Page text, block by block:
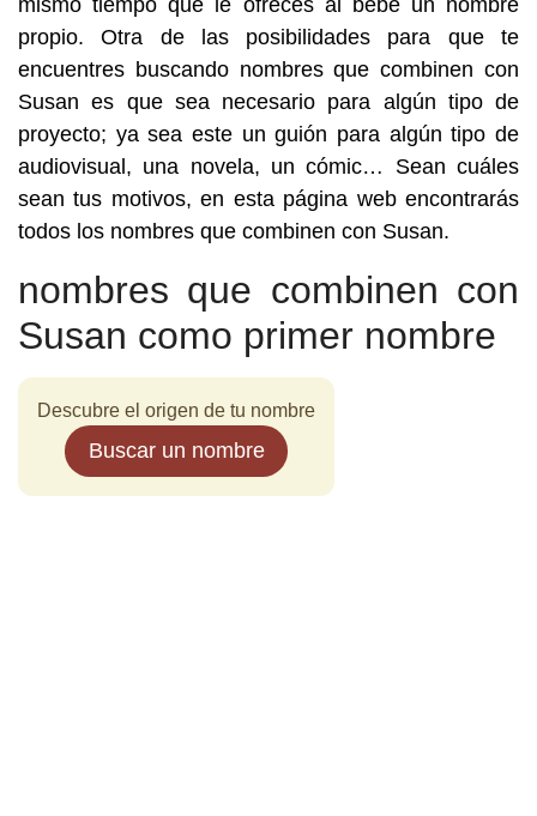
mismo tiempo que le ofreces al bebé un nombre
propio. Otra de las posibilidades para que te
encuentres buscando nombres que combinen con
Susan es que sea necesario para algún tipo de
proyecto; ya sea este un guión para algún tipo de
audiovisual, una novela, un cómic… Sean cuáles
sean tus motivos, en esta página web encontrarás
todos los nombres que combinen con Susan.
nombres que combinen con
Susan como primer nombre
Descubre el origen de tu nombre
Buscar un nombre